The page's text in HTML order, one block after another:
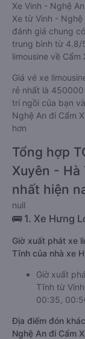
Xe Vinh - Nghệ
Xe từ Vinh -
đánh giá chung
trung bình từ 4.8/
limousine về
Giá vé xe
rẻ nhất là
trí ngồi của bạn
Nghệ An đi Cẩm
hơn
Tổng hợp
Xuyên -
nhất hiện
null
🚌 1. Xe Hưng
Giờ xuất phát xe
Tĩnh của nhà xe
Giờ xuất
Tĩnh từ
00:35,
Địa điểm đón
Nghệ An đi Cẩm